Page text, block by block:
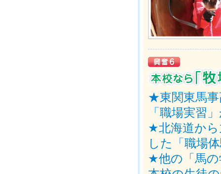
★東関東馬事
「職場実習
★北海道から
した「職場
★他の「馬の